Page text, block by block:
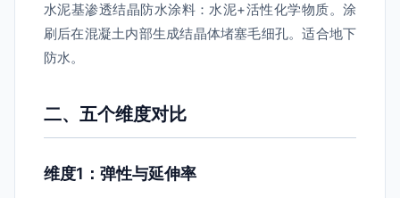
水泥基渗透结晶防水涂料：水泥+活性化学物质。涂
刷后在混凝土内部生成结晶体堵塞毛细孔。适合地下
防水。
二、五个维度对比
维度1：弹性与延伸率